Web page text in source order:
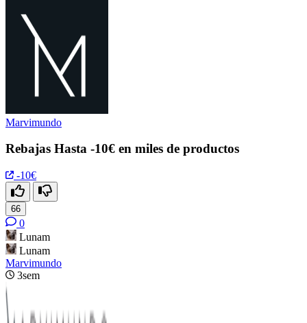
Marvimundo
Rebajas Hasta -10€ en miles de productos
-10€
66
0
Lunam
Lunam
Marvimundo
3sem